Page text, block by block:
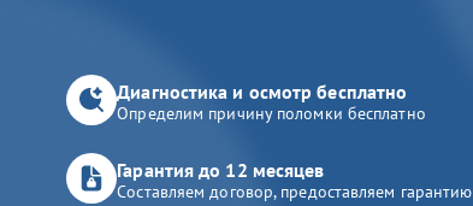
Диагностика и осмотр бесплатно
Определим причину поломки бесплатно
Гарантия до 12 месяцев
Составляем договор, предоставляем гарантию